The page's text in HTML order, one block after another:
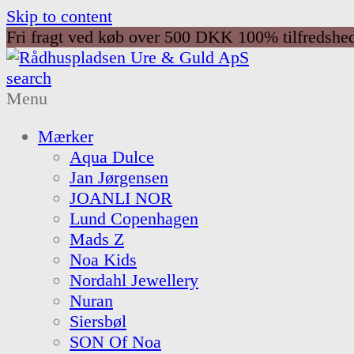
Skip to content
Fri fragt ved køb over 500 DKK 100%
search
Menu
Mærker
Aqua Dulce
Jan Jørgensen
JOANLI NOR
Lund Copenhagen
Mads Z
Noa Kids
Nordahl Jewellery
Nuran
Siersbøl
SON Of Noa